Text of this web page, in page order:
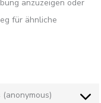
anzuzeigen oder
für ähnliche